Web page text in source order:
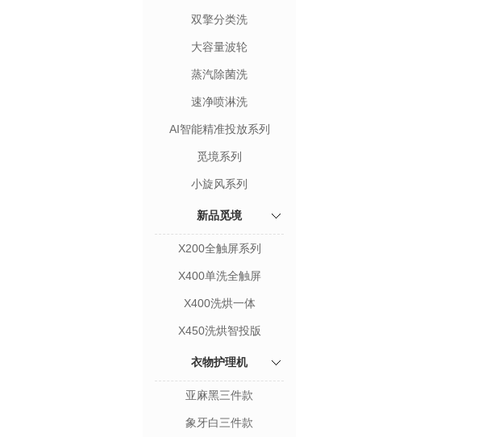
双擎分类洗
大容量波轮
蒸汽除菌洗
速净喷淋洗
AI智能精准投放系列
觅境系列
小旋风系列
新品觅境
X200全触屏系列
X400单洗全触屏
X400洗烘一体
X450洗烘智投版
衣物护理机
亚麻黑三件款
象牙白三件款